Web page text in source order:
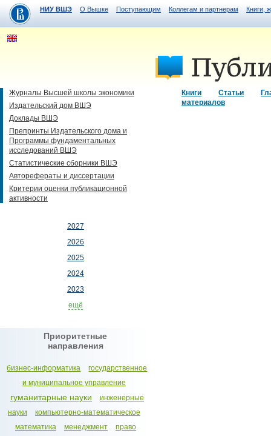
НИУ ВШЭ О Вышке Поступающим Коллегам и партнерам Книги,
Книги Статьи
материалов
Журналы Высшей школы экономики
Издательский дом ВШЭ
Доклады ВШЭ
Препринты Издательского дома и
Программы фундаментальных
исследований ВШЭ
Статистические сборники ВШЭ
Авторефераты и диссертации
Критерии оценки публикационной
активности
2027
2026
2025
2024
2023
ещё
Приоритетные
направления
бизнес-информатика
государственное
и муниципальное управление
гуманитарные науки
инженерные
науки
компьютерно-математическое
математика
менеджмент
право